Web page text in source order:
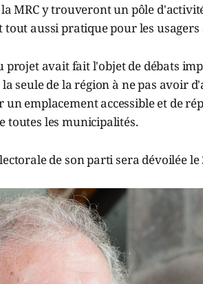
MRC y trouveront un pôle
tout aussi pratique pour les
projet avait fait l'objet de débats
la seule de la région à ne pas avoir
emplacement accessible et de
toutes les municipalités.
de son parti sera dévoilée le